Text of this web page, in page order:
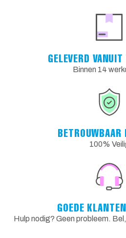
GELEVERD VANUIT
Binnen 14
BETROUWBAAR
100%
GOEDE
Hulp nodig? Geen probleem.